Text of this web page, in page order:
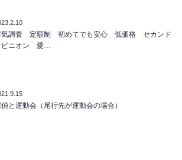
気調査 定額制 初めてでも安心 低価格 セカンド
ピニオン 愛…
と運動会（尾行先が運動会の場合）